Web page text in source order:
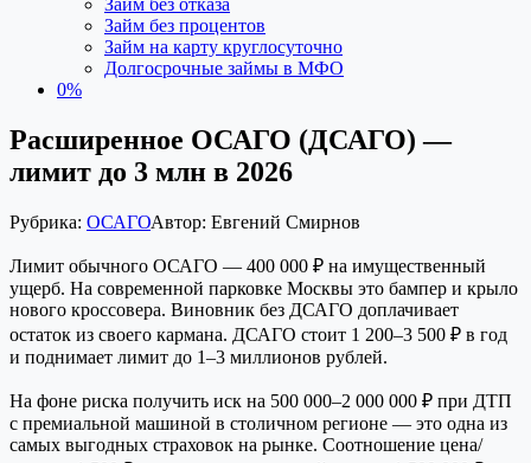
Займ без отказа
Займ без процентов
Займ на карту круглосуточно
Долгосрочные займы в МФО
0%
Расширенное ОСАГО (ДСАГО) —
лимит до 3 млн в 2026
Рубрика: ОСАГОАвтор: Евгений Смирнов
Лимит обычного ОСАГО — 400 000 ₽ на имущественный
ущерб. На современной парковке Москвы это бампер и крыло
нового кроссовера. Виновник без ДСАГО доплачивает
остаток из своего кармана. ДСАГО стоит 1 200–3 500 ₽ в год
и поднимает лимит до 1–3 миллионов рублей.
На фоне риска получить иск на 500 000–2 000 000 ₽ при ДТП
с премиальной машиной в столичном регионе — это одна из
самых выгодных страховок на рынке. Соотношение цена/